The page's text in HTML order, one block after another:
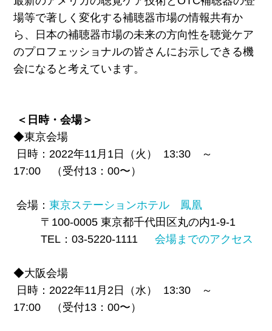
場等で著しく変化する補聴器市場の情報共有か
ら、日本の補聴器市場の未来の方向性を聴覚ケア
のプロフェッショナルの皆さんにお示しできる機
会になると考えています。
＜日時・会場＞
◆東京会場
日時：2022年11月1日（火） 13:30 ～
17:00 （受付13：00〜）
会場： 東京ステーションホテル 鳳凰
〒100-0005 東京都千代田区丸の内1-9-1
TEL：03-5220-1111 会場までのアクセス
◆大阪会場
日時：2022年11月2日（水） 13:30 ～
17:00 （受付13：00〜）